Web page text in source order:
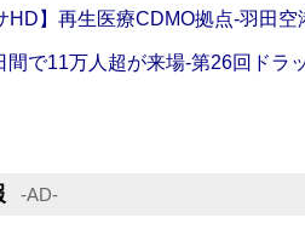
HD】再生医療CDMO拠点‐羽田
間で11万人超が来場‐第26回ドラ
‐AD‐